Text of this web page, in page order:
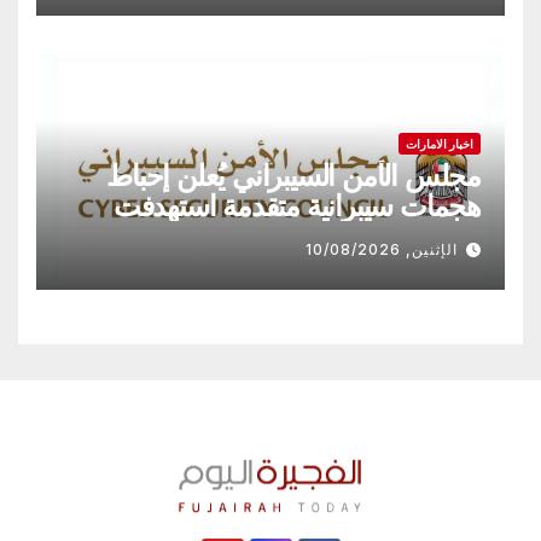
اخبار الامارات
مجلس الأمن السيبراني يُعلن إحباط
هجمات سيبرانية متقدمة استهدفت
قطاعات حيوية في الدولة
الإثنين, 10/08/2026